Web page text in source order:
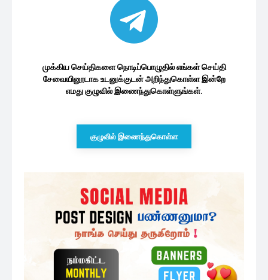
முக்கிய செய்திகளை நொடிப்பொழுதில் எங்கள் செய்தி
சேவையினூடாக உடனுக்குடன் அறிந்துகொள்ள இன்றே
எமது குழுவில் இணைந்துகொள்ளுங்கள்.
குழுவில் இணைந்துகொள்ள